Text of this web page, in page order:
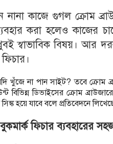
নানা কাজে গুগল ক্রোম
করা হলেও কাজের
স্বাভাবিক বিষয়। আর
খুঁজে না পান সাইট? তবে ক্রোম
ডিভাইসের ক্রোম
সিঙ্ক হয়ে যাবে বলে প্রতিবেদনে
ফিচার ব্যবহারের